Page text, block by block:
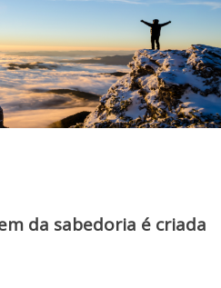
da sabedoria é criada